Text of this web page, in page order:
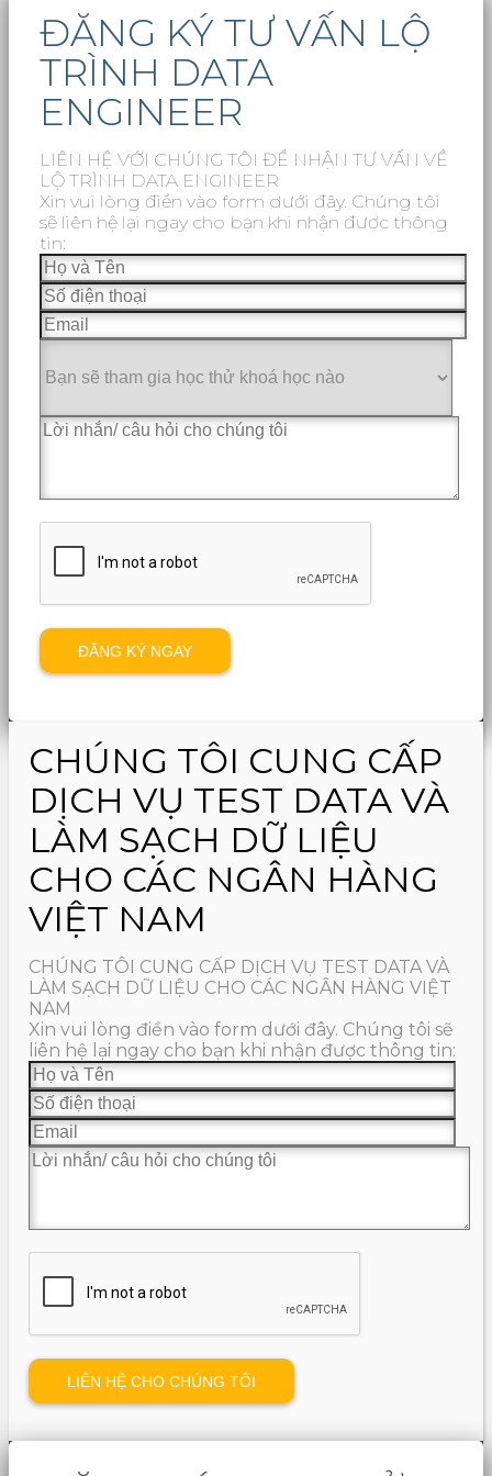
ĐĂNG KÝ TƯ VẤN LỘ
TRÌNH DATA
ENGINEER
LIÊN HỆ VỚI CHÚNG TÔI ĐỂ NHẬN TƯ VẤN VỀ
LỘ TRÌNH DATA ENGINEER
Xin vui lòng điền vào form dưới đây. Chúng tôi
sẽ liên hệ lại ngay cho bạn khi nhận được thông
tin:
CHÚNG TÔI CUNG CẤP
DỊCH VỤ TEST DATA VÀ
LÀM SẠCH DỮ LIỆU
CHO CÁC NGÂN HÀNG
VIỆT NAM
CHÚNG TÔI CUNG CẤP DỊCH VỤ TEST DATA VÀ
LÀM SẠCH DỮ LIỆU CHO CÁC NGÂN HÀNG VIỆT
NAM
Xin vui lòng điền vào form dưới đây. Chúng tôi sẽ
liên hệ lại ngay cho bạn khi nhận được thông tin: